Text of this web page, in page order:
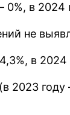
в 2024
не
в
2023